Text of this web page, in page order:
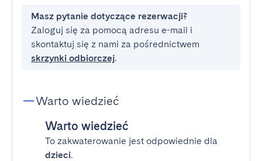
Masz pytanie dotyczące rezerwacji?
Zaloguj się za pomocą adresu e-mail i
skontaktuj się z nami za pośrednictwem
skrzynki odbiorczej.
Warto wiedzieć
Warto wiedzieć
To zakwaterowanie jest odpowiednie dla
dzieci.